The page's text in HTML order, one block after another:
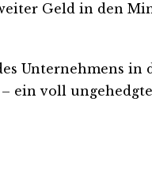
Geld in den
Unternehmens in
voll